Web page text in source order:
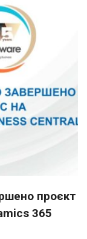
проєкт
365